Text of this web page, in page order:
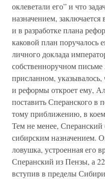
оклеветали его” и что
назначением,
и в разработке плана
каковой план поручалось
личного доклада
собственноручном
присланном, указывалось,
и реформы откроет ему,
поставить Сперанского в
тому приближению, в
Тем не менее, Сперанский
сибирским назначением.
ловушка, устроенная его
Сперанский из Пензы, а
вступив в пределы